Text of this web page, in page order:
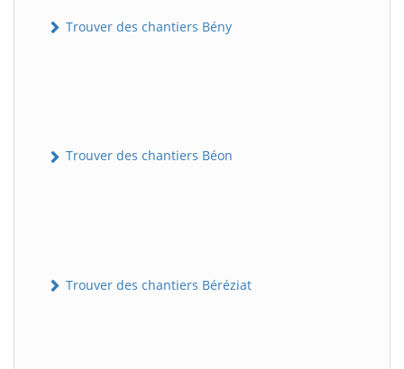
Trouver des chantiers Bény
Trouver des chantiers Béon
Trouver des chantiers Béréziat